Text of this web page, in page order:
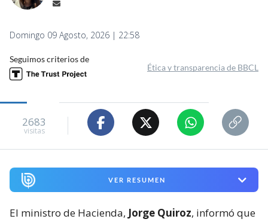
Domingo 09 Agosto, 2026 | 22:58
Seguimos criterios de
Ética y transparencia de BBCL
2683
visitas
VER RESUMEN
El ministro de Hacienda, Jorge Quiroz, informó que